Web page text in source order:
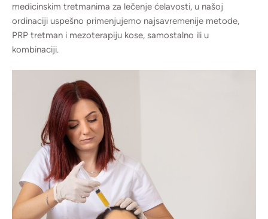
medicinskim tretmanima za lečenje ćelavosti, u našoj
ordinaciji uspešno primenjujemo najsavremenije metode,
PRP tretman i mezoterapiju kose, samostalno ili u
kombinaciji.